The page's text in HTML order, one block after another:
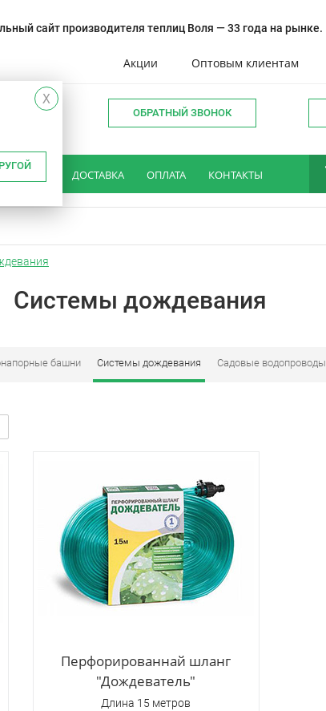
сайт производителя теплиц Воля — 33 года на рынке.
X
Акции Оптовым клиентам
ОБРАТНЫЙ ЗВОНОК
ДОСТАВКА ОПЛАТА КОНТАКТЫ
Системы дождевания
башни Системы дождевания Садовые водопроводы
Перфорированнай шланг
"Дождеватель"
Длина 15 метров